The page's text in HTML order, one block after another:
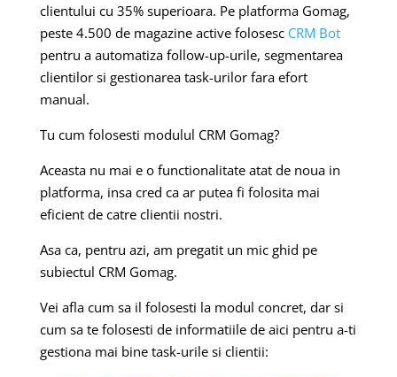
clientului cu 35% superioara. Pe platforma Gomag,
peste 4.500 de magazine active folosesc CRM Bot
pentru a automatiza follow-up-urile, segmentarea
clientilor si gestionarea task-urilor fara efort
manual.
Tu cum folosesti modulul CRM Gomag?
Aceasta nu mai e o functionalitate atat de noua in
platforma, insa cred ca ar putea fi folosita mai
eficient de catre clientii nostri.
Asa ca, pentru azi, am pregatit un mic ghid pe
subiectul CRM Gomag.
Vei afla cum sa il folosesti la modul concret, dar si
cum sa te folosesti de informatiile de aici pentru a-ti
gestiona mai bine task-urile si clientii: